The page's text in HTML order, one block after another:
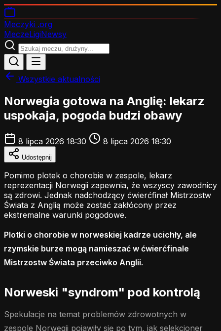
Meczyki .org
MeczeLigiNewsy
Wszystkie aktualności
Norwegia gotowa na Anglię: lekarz
uspokaja, pogoda budzi obawy
8 lipca 2026 18:30 8 lipca 2026 18:30
Udostępnij
Pomimo plotek o chorobie w zespole, lekarz
reprezentacji Norwegii zapewnia, że wszyscy zawodnicy
są zdrowi. Jednak nadchodzący ćwierćfinał Mistrzostw
Świata z Anglią może zostać zakłócony przez
ekstremalne warunki pogodowe.
Plotki o chorobie w norweskiej kadrze ucichły, ale
rzymskie burze mogą namieszać w ćwierćfinale
Mistrzostw Świata przeciwko Anglii.
Norweski "syndrom" pod kontrolą
Spekulacje na temat problemów zdrowotnych w
zespole Norwegii pojawiły się po tym, jak selekcjoner